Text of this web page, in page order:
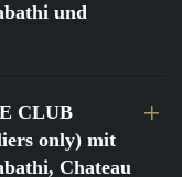
und
CLUB
only) mit
Chateau